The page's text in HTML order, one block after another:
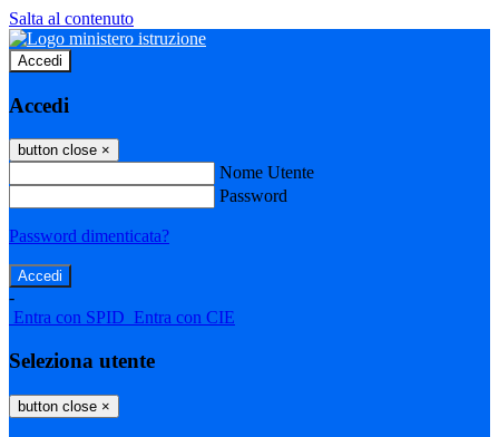
Salta al contenuto
Accedi
Accedi
button close ×
Nome Utente
Password
Password dimenticata?
-
Entra con SPID Entra con CIE
Seleziona utente
button close ×